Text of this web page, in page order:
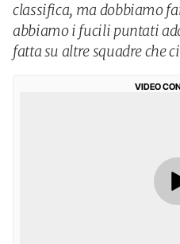
classifica, ma dobbiamo
abbiamo i fucili puntati
fatta su altre squadre che
VIDEO